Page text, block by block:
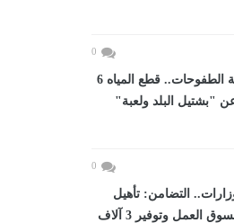
0
لحل أزمة الطفوحات.. قطع المياه 6
"بشتيل البلد ولعبة"
0
التضامن: تأهيل
الشباب لسوق العمل وتوفير 3 آلاف